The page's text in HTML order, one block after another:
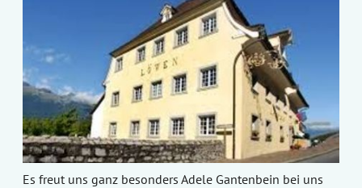
Es freut uns ganz besonders Adele Gantenbein bei uns